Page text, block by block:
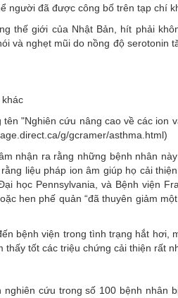
đã được công bố trên tạp chí
thế giới của Nhật Bản, hít phải
và nghẹt mũi do nồng độ serotonin
"Nghiên cứu nâng cao về các ion
g/gcramer/asthma.html)
nhận ra rằng những bệnh nhân
liệu pháp ion âm giúp họ cải
học Pennsylvania, và Bệnh viện
hen phế quản “đã thuyên giảm
bệnh viện trong tình trạng hắt hơi,
tốt các triệu chứng cải thiện rất
cứu trong số 100 bệnh nhân